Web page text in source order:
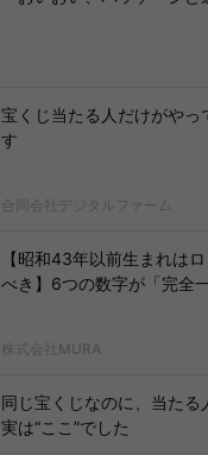
宝くじ当たる人だけがやっ
す
合同会社デジタルファーム
【昭和43年以前生まれは
べき】6つの数字が「完全
株式会社MURA
同じ宝くじなのに、当たる
実は“ここ”でした